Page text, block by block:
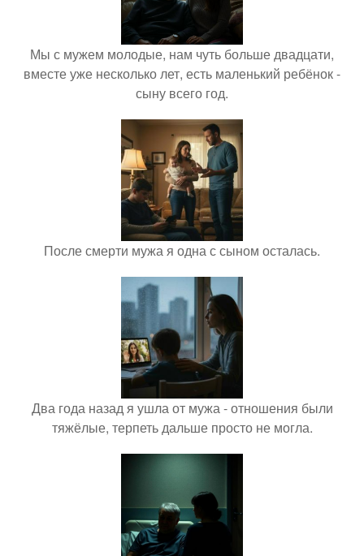
Мы с мужем молодые, нам чуть больше двадцати,
вместе уже несколько лет, есть маленький ребёнок -
сыну всего год.
После смерти мужа я одна с сыном осталась.
Два года назад я ушла от мужа - отношения были
тяжёлые, терпеть дальше просто не могла.